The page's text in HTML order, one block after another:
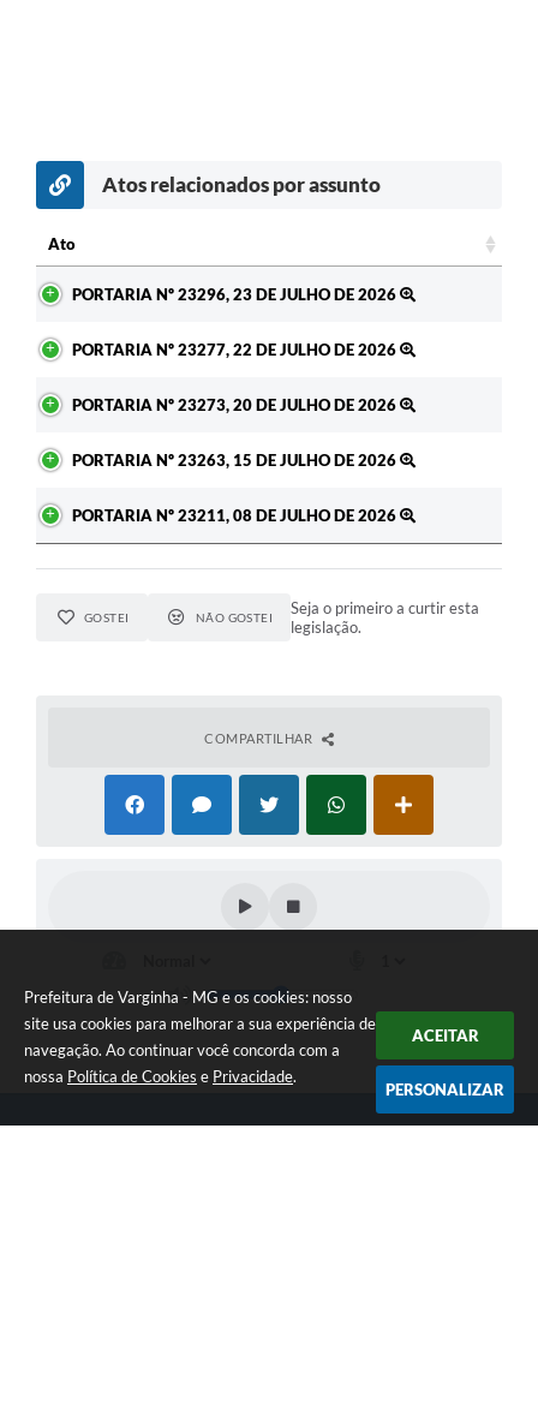
Prefeitura de Varginha - MG e os cookies: nosso
site usa cookies para melhorar a sua experiência de
navegação. Ao continuar você concorda com a
nossa Política de Cookies e Privacidade.
ACEITAR
PERSONALIZAR
Atos relacionados por assunto
Ato
PORTARIA Nº 23296, 23 DE JULHO DE 2026
PORTARIA Nº 23277, 22 DE JULHO DE 2026
PORTARIA Nº 23273, 20 DE JULHO DE 2026
PORTARIA Nº 23263, 15 DE JULHO DE 2026
PORTARIA Nº 23211, 08 DE JULHO DE 2026
GOSTEI NÃO GOSTEI
Seja o primeiro a curtir esta
legislação.
COMPARTILHAR